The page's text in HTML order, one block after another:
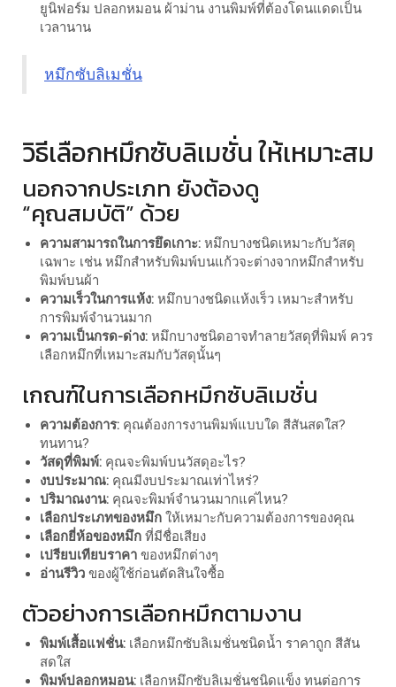
ยูนิฟอร์ม ปลอกหมอน ผ้าม่าน งานพิมพ์ที่ต้องโดนแดดเป็น
เวลานาน
หมึกซับลิเมชั่น
วิธีเลือกหมึกซับลิเมชั่น ให้เหมาะสม
นอกจากประเภท ยังต้องดู
“คุณสมบัติ” ด้วย
ความสามารถในการยึดเกาะ: หมึกบางชนิดเหมาะกับวัสดุ
เฉพาะ เช่น หมึกสำหรับพิมพ์บนแก้วจะต่างจากหมึกสำหรับ
พิมพ์บนผ้า
ความเร็วในการแห้ง: หมึกบางชนิดแห้งเร็ว เหมาะสำหรับ
การพิมพ์จำนวนมาก
ความเป็นกรด-ด่าง: หมึกบางชนิดอาจทำลายวัสดุที่พิมพ์ ควร
เลือกหมึกที่เหมาะสมกับวัสดุนั้นๆ
เกณฑ์ในการเลือกหมึกซับลิเมชั่น
ความต้องการ: คุณต้องการงานพิมพ์แบบใด สีสันสดใส?
ทนทาน?
วัสดุที่พิมพ์: คุณจะพิมพ์บนวัสดุอะไร?
งบประมาณ: คุณมีงบประมาณเท่าไหร่?
ปริมาณงาน: คุณจะพิมพ์จำนวนมากแค่ไหน?
เลือกประเภทของหมึก ให้เหมาะกับความต้องการของคุณ
เลือกยี่ห้อของหมึก ที่มีชื่อเสียง
เปรียบเทียบราคา ของหมึกต่างๆ
อ่านรีวิว ของผู้ใช้ก่อนตัดสินใจซื้อ
ตัวอย่างการเลือกหมึกตามงาน
พิมพ์เสื้อแฟชั่น: เลือกหมึกซับลิเมชั่นชนิดน้ำ ราคาถูก สีสัน
สดใส
พิมพ์ปลอกหมอน: เลือกหมึกซับลิเมชั่นชนิดแข็ง ทนต่อการ